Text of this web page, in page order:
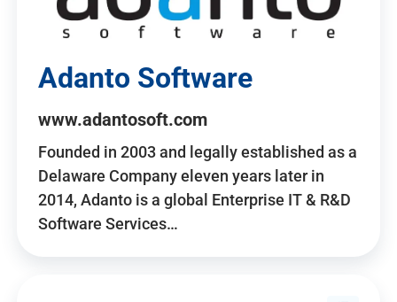
Adanto Software
www.adantosoft.com
Founded in 2003 and legally established as a
Delaware Company eleven years later in
2014, Adanto is a global Enterprise IT & R&D
Software Services…